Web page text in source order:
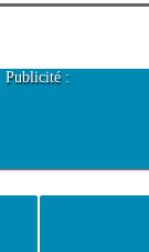
Publicité :